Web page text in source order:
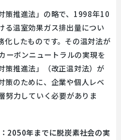
策推進法」の略で、1998年10
る温室効果ガス排出量につい
化したものです。その温対法が
ーボンニュートラルの実現を
策推進法」（改正温対法）が
策のために、企業や個人レベ
努力していく必要がありま
年までに脱炭素社会の実